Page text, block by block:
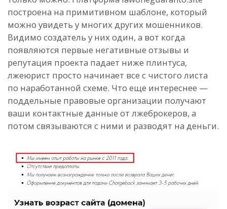
построена на примитивном шаблоне, который
можно увидеть у многих других мошенников.
Видимо создатель у них один, а вот когда
появляются первые негативные отзывы и
репутация проекта падает ниже плинтуса,
лжеюрист просто начинает все с чистого листа
по наработанной схеме. Что еще интереснее —
поддельные правовые организации получают
ваши контактные данные от лжеброкеров, а
потом связываются с ними и разводят на деньги.